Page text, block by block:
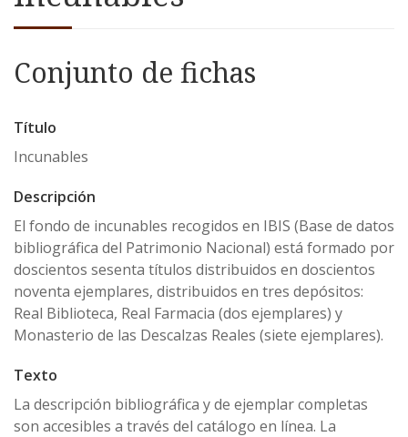
Conjunto de fichas
Título
Incunables
Descripción
El fondo de incunables recogidos en IBIS (Base de datos
bibliográfica del Patrimonio Nacional) está formado por
doscientos sesenta títulos distribuidos en doscientos
noventa ejemplares, distribuidos en tres depósitos:
Real Biblioteca, Real Farmacia (dos ejemplares) y
Monasterio de las Descalzas Reales (siete ejemplares).
Texto
La descripción bibliográfica y de ejemplar completas
son accesibles a través del catálogo en línea. La